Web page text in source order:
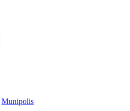
Munipolis